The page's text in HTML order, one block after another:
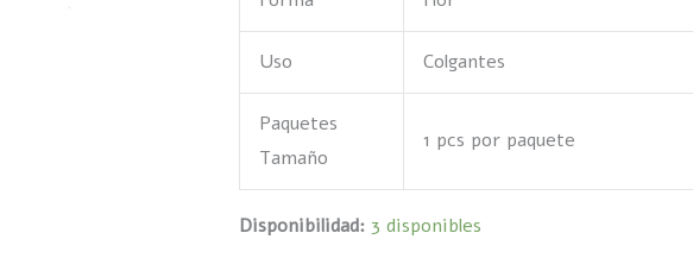
Uso Colgantes
Paquetes
Tamaño
1 pcs por paquete
Disponibilidad: 3 disponibles